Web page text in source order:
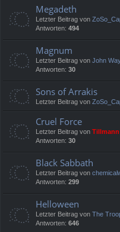
Megadeth
Letzter Beitrag von
Antworten: 494
Magnum
Letzter Beitrag von John
Antworten: 30
Sons of Arrakis
Letzter Beitrag von
Cruel Force
Letzter Beitrag von Tillmann
Antworten: 30
Black Sabbath
Letzter Beitrag von
Antworten: 299
Helloween
Letzter Beitrag von The
Antworten: 646